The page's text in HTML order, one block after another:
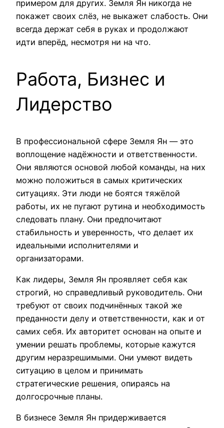
примером для других. Земля Ян никогда не
покажет своих слёз, не выкажет слабость. Они
всегда держат себя в руках и продолжают
идти вперёд, несмотря ни на что.
Работа, Бизнес и
Лидерство
В профессиональной сфере Земля Ян — это
воплощение надёжности и ответственности.
Они являются основой любой команды, на них
можно положиться в самых критических
ситуациях. Эти люди не боятся тяжёлой
работы, их не пугают рутина и необходимость
следовать плану. Они предпочитают
стабильность и уверенность, что делает их
идеальными исполнителями и
организаторами.
Как лидеры, Земля Ян проявляет себя как
строгий, но справедливый руководитель. Они
требуют от своих подчинённых такой же
преданности делу и ответственности, как и от
самих себя. Их авторитет основан на опыте и
умении решать проблемы, которые кажутся
другим неразрешимыми. Они умеют видеть
ситуацию в целом и принимать
стратегические решения, опираясь на
долгосрочные планы.
В бизнесе Земля Ян придерживается